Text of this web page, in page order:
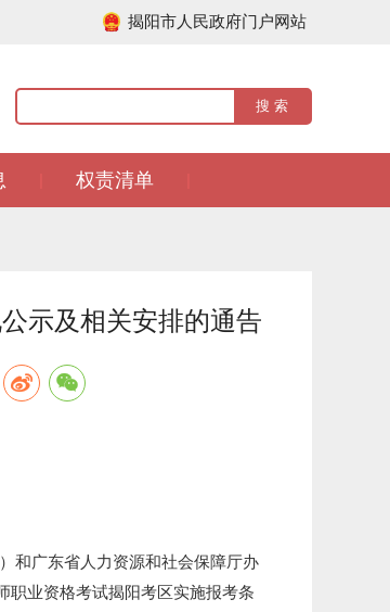
揭阳市人民政府门户网站
权责清单
示及相关安排的通告
和广东省人力资源和社会保障厅办
职业资格考试揭阳考区实施报考条